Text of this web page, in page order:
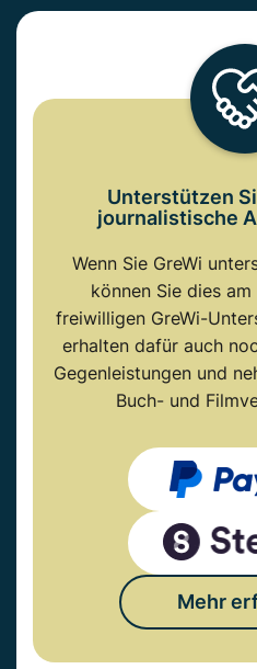
Unterstützen
journalistische
Wenn Sie GreWi
können Sie dies
freiwilligen GreWi-
erhalten dafür auch
Gegenleistungen und
Buch- und
Mehr